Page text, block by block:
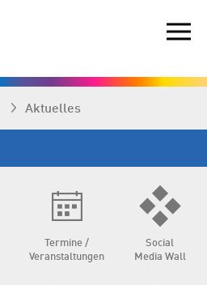
Aktuelles
Termine /
Veranstaltungen
Social
Media Wall